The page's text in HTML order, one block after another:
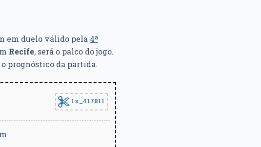
em duelo válido pela 4ª
Recife, será o palco do jogo.
o prognóstico da partida.
1x_417811